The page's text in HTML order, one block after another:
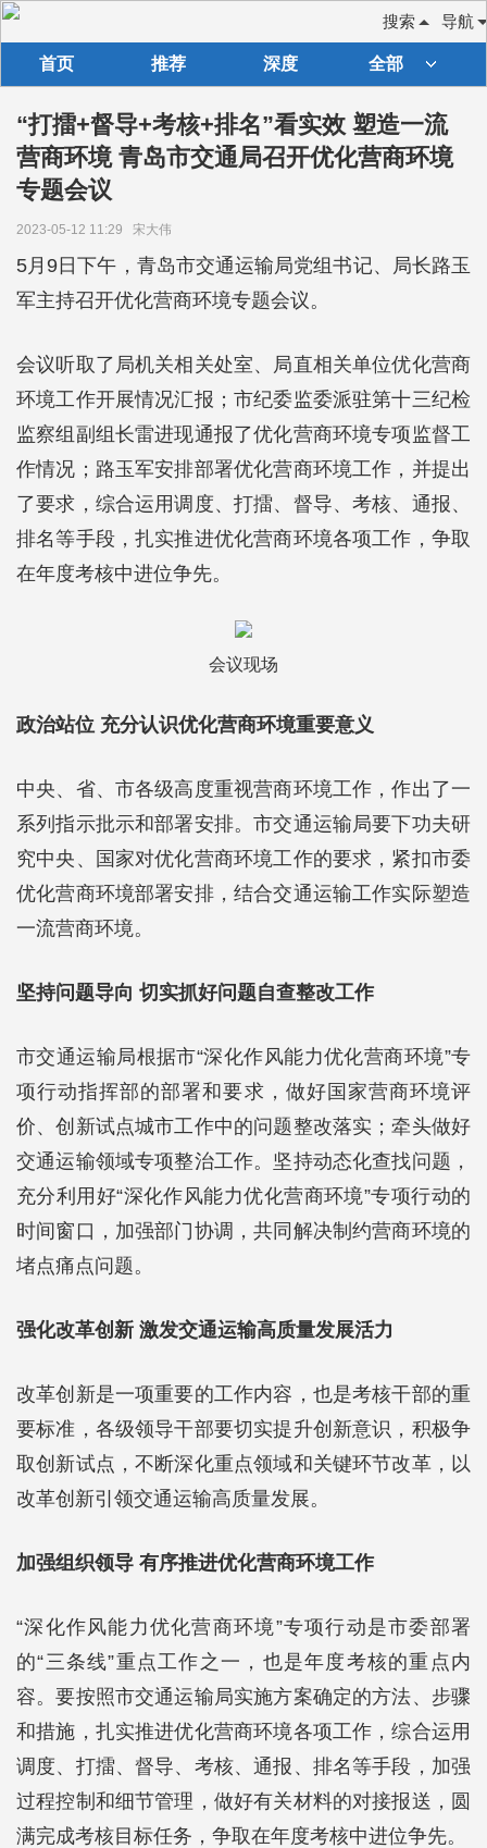
导航
搜索
首页 推荐 深度 全部
“打擂+督导+考核+排名”看实效 塑造一流
营商环境 青岛市交通局召开优化营商环境
专题会议
2023-05-12 11:29 宋大伟
5月9日下午，青岛市交通运输局党组书记、局长路玉
军主持召开优化营商环境专题会议。
会议听取了局机关相关处室、局直相关单位优化营商
环境工作开展情况汇报；市纪委监委派驻第十三纪检
监察组副组长雷进现通报了优化营商环境专项监督工
作情况；路玉军安排部署优化营商环境工作，并提出
了要求，综合运用调度、打擂、督导、考核、通报、
排名等手段，扎实推进优化营商环境各项工作，争取
在年度考核中进位争先。
会议现场
政治站位 充分认识优化营商环境重要意义
中央、省、市各级高度重视营商环境工作，作出了一
系列指示批示和部署安排。市交通运输局要下功夫研
究中央、国家对优化营商环境工作的要求，紧扣市委
优化营商环境部署安排，结合交通运输工作实际塑造
一流营商环境。
坚持问题导向 切实抓好问题自查整改工作
市交通运输局根据市“深化作风能力优化营商环境”专
项行动指挥部的部署和要求，做好国家营商环境评
价、创新试点城市工作中的问题整改落实；牵头做好
交通运输领域专项整治工作。坚持动态化查找问题，
充分利用好“深化作风能力优化营商环境”专项行动的
时间窗口，加强部门协调，共同解决制约营商环境的
堵点痛点问题。
强化改革创新 激发交通运输高质量发展活力
改革创新是一项重要的工作内容，也是考核干部的重
要标准，各级领导干部要切实提升创新意识，积极争
取创新试点，不断深化重点领域和关键环节改革，以
改革创新引领交通运输高质量发展。
加强组织领导 有序推进优化营商环境工作
“深化作风能力优化营商环境”专项行动是市委部署
的“三条线”重点工作之一，也是年度考核的重点内
容。要按照市交通运输局实施方案确定的方法、步骤
和措施，扎实推进优化营商环境各项工作，综合运用
调度、打擂、督导、考核、通报、排名等手段，加强
过程控制和细节管理，做好有关材料的对接报送，圆
满完成考核目标任务，争取在年度考核中进位争先。